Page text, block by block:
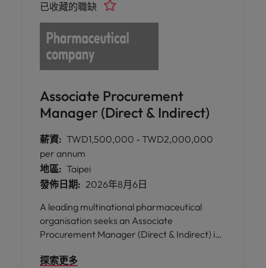
Associate Procurement
Manager (Direct & Indirect)
已收藏的職缺
薪資: TWD1,500,000 - TWD2,000,000
per annum
地區: Taipei
發佈日期: 2026年8月6日
A leading multinational pharmaceutical
organisation seeks an Associate
Procurement Manager (Direct & Indirect) in
procurement, and deliver business value.
探索更多